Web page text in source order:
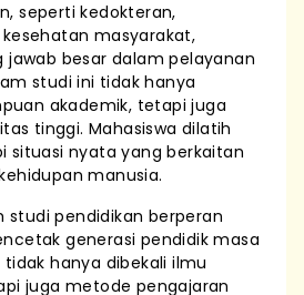
seperti kedokteran,
masyarakat,
besar dalam pelayanan
studi ini tidak hanya
akademik, tetapi juga
tinggi. Mahasiswa dilatih
situasi nyata yang berkaitan
manusia.
studi pendidikan berperan
generasi pendidik masa
tidak hanya dibekali ilmu
juga metode pengajaran